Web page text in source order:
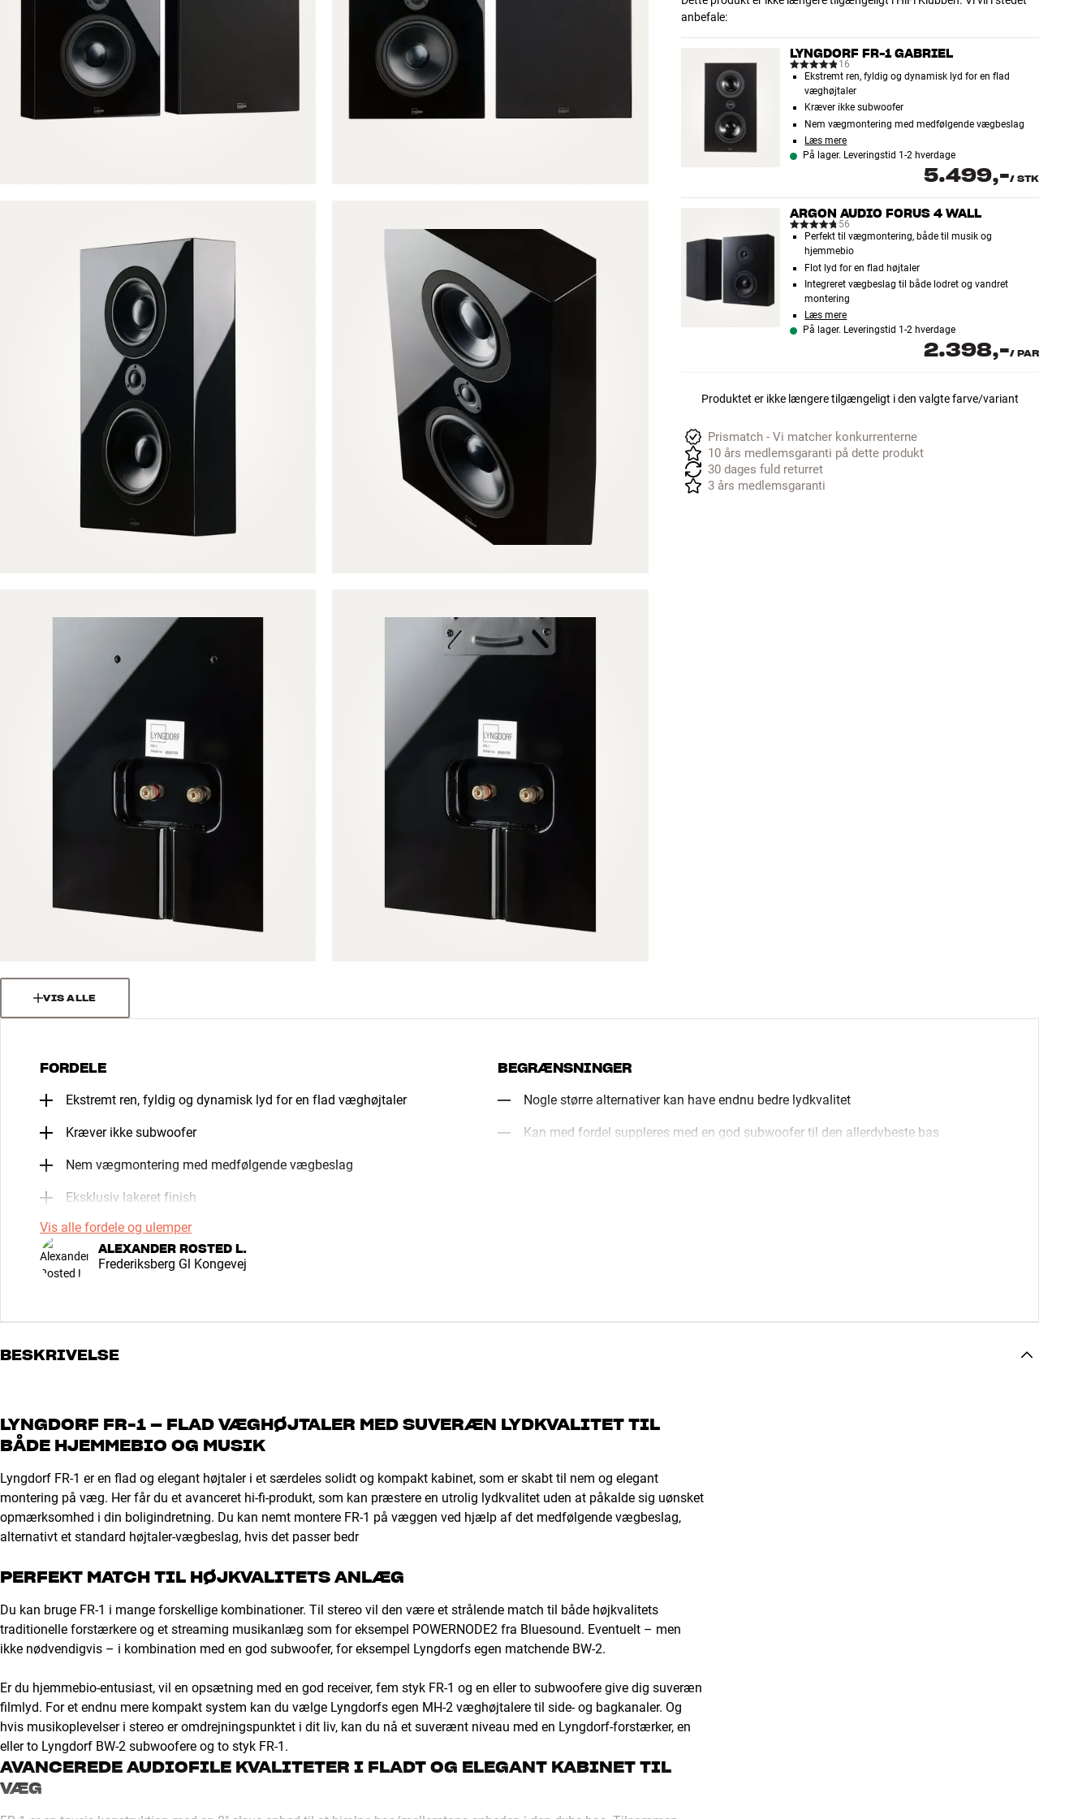
VIS ALLE
anbefale:
LYNGDORF FR-1 GABRIEL
16
Ekstremt ren, fyldig og dynamisk lyd for en flad
væghøjtaler
Kræver ikke subwoofer
Nem vægmontering med medfølgende vægbeslag
Læs mere
På lager. Leveringstid 1-2 hverdage
5.499,-/ STK
ARGON AUDIO FORUS 4 WALL
56
Perfekt til vægmontering, både til musik og
hjemmebio
Flot lyd for en flad højtaler
Integreret vægbeslag til både lodret og vandret
montering
Læs mere
På lager. Leveringstid 1-2 hverdage
2.398,-/ PAR
Produktet er ikke længere tilgængeligt i den valgte farve/variant
Prismatch - Vi matcher konkurrenterne
10 års medlemsgaranti på dette produkt
30 dages fuld returret
3 års medlemsgaranti
FORDELE
Ekstremt ren, fyldig og dynamisk lyd for en flad væghøjtaler
Kræver ikke subwoofer
Nem vægmontering med medfølgende vægbeslag
Eksklusiv lakeret finish
BEGRÆNSNINGER
Nogle større alternativer kan have endnu bedre lydkvalitet
Kan med fordel suppleres med en god subwoofer til den allerdybeste bas
Vis alle fordele og ulemper
ALEXANDER ROSTED L.
Frederiksberg Gl Kongevej
BESKRIVELSE
LYNGDORF FR-1 – FLAD VÆGHØJTALER MED SUVERÆN LYDKVALITET TIL
BÅDE HJEMMEBIO OG MUSIK
Lyngdorf FR-1 er en flad og elegant højtaler i et særdeles solidt og kompakt kabinet, som er skabt til nem og elegant
montering på væg. Her får du et avanceret hi-fi-produkt, som kan præstere en utrolig lydkvalitet uden at påkalde sig uønsket
opmærksomhed i din boligindretning. Du kan nemt montere FR-1 på væggen ved hjælp af det medfølgende vægbeslag,
alternativt et standard højtaler-vægbeslag, hvis det passer bedr
PERFEKT MATCH TIL HØJKVALITETS ANLÆG
Du kan bruge FR-1 i mange forskellige kombinationer. Til stereo vil den være et strålende match til både højkvalitets
traditionelle forstærkere og et streaming musikanlæg som for eksempel POWERNODE2 fra Bluesound. Eventuelt – men
ikke nødvendigvis – i kombination med en god subwoofer, for eksempel Lyngdorfs egen matchende BW-2.
Er du hjemmebio-entusiast, vil en opsætning med en god receiver, fem styk FR-1 og en eller to subwoofere give dig suveræn
filmlyd. For et endnu mere kompakt system kan du vælge Lyngdorfs egen MH-2 væghøjtalere til side- og bagkanaler. Og
hvis musikoplevelser i stereo er omdrejningspunktet i dit liv, kan du nå et suverænt niveau med en Lyngdorf-forstærker, en
eller to Lyngdorf BW-2 subwoofere og to styk FR-1.
AVANCEREDE AUDIOFILE KVALITETER I FLADT OG ELEGANT KABINET TIL
VÆG